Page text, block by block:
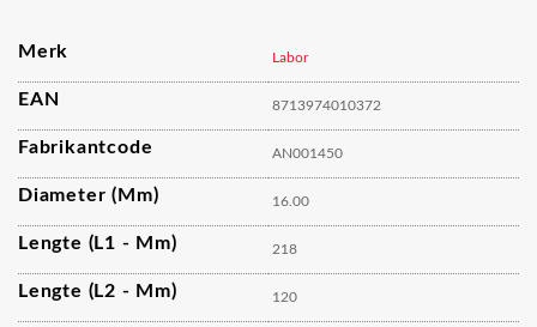
Merk Labor
EAN 8713974010372
Fabrikantcode AN001450
Diameter (mm) 16.00
Lengte (L1 - Mm) 218
Lengte (L2 - Mm) 120